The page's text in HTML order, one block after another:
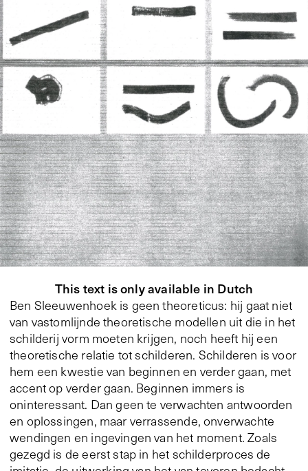
This text is only available in Dutch
Ben Sleeuwenhoek is geen theoreticus: hij gaat niet
van vastomlijnde theoretische modellen uit die in het
schilderij vorm moeten krijgen, noch heeft hij een
theoretische relatie tot schilderen. Schilderen is voor
hem een kwestie van beginnen en verder gaan, met
accent op verder gaan. Beginnen immers is
oninteressant. Dan geen te verwachten antwoorden
en oplossingen, maar verrassende, onverwachte
wendingen en ingevingen van het moment. Zoals
gezegd is de eerst stap in het schilderproces de